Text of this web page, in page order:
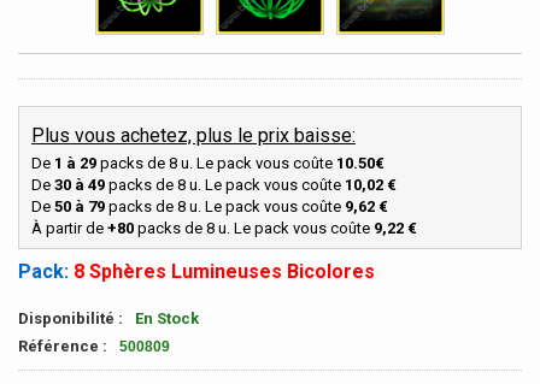
Plus vous achetez, plus le prix baisse:
De 1 à 29 packs de 8 u. Le pack vous coûte 10.50€
De 30 à 49 packs de 8 u. Le pack vous coûte 10,02 €
De 50 à 79 packs de 8 u. Le pack vous coûte 9,62 €
À partir de +80 packs de 8 u. Le pack vous coûte 9,22 €
Pack: 8 Sphères Lumineuses Bicolores
Disponibilité :
En Stock
Référence :
500809